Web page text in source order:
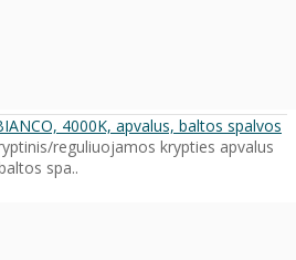
4000K, apvalus, baltos spalvos
reguliuojamos krypties apvalus
spa..